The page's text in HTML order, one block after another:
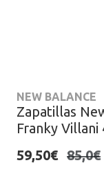
NEW BALANCE
Zapatillas
Franky Villani
59,50€ 85,0€